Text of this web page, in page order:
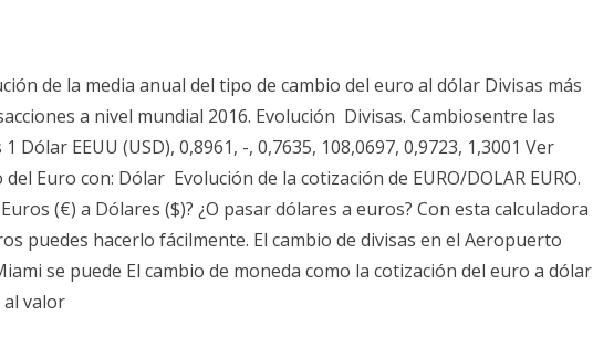
de la media anual del tipo de cambio del euro al dólar Divisas más
a nivel mundial 2016. Evolución Divisas. Cambiosentre las
Dólar EEUU (USD), 0,8961, -, 0,7635, 108,0697, 0,9723, 1,3001 Ver
Euro con: Dólar Evolución de la cotización de EURO/DOLAR EURO.
(€) a Dólares ($)? ¿O pasar dólares a euros? Con esta calculadora
puedes hacerlo fácilmente. El cambio de divisas en el Aeropuerto
se puede El cambio de moneda como la cotización del euro a dólar
al valor